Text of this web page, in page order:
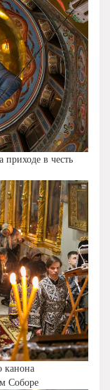
приходе в честь
канона
Соборе